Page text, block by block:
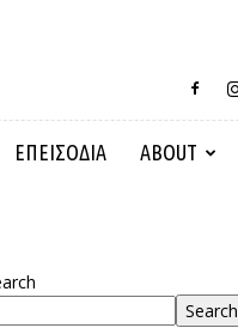
ΕΠΕΙΣΟΔΙΑ ABOUT
Search